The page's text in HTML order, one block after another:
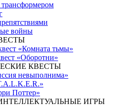
трансформером
войны
«Комната тьмы»
«Оборотни»
КВЕСТЫ
невыполнима»
Поттер»
ИГРЫ